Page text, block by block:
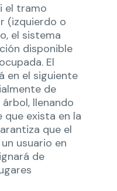
el tramo
(izquierdo o
el sistema
disponible
El
en el siguiente
de
llenando
exista en la
que el
usuario en
de